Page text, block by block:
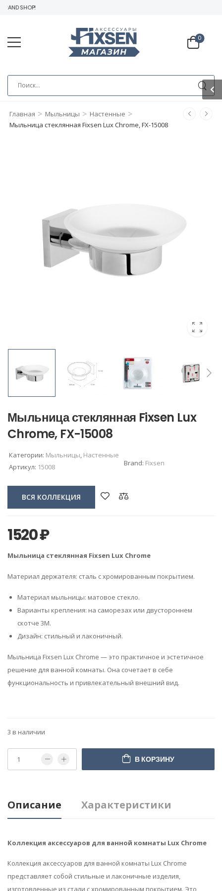
SHOP!
0
Главная > Мыльницы > Настенные >
Мыльница стеклянная Fixsen Lux Chrome, FX-15008
Мыльница стеклянная Fixsen Lux
Chrome, FX-15008
Категории: Мыльницы, Настенные
Артикул: 15008 Brand: Fixsen
ВСЯ КОЛЛЕКЦИЯ
1520₽
Мыльница стеклянная Fixsen Lux Chrome
Материал держателя: сталь с хромированным покрытием.
Материал мыльницы: матовое стекло.
Варианты крепления: на саморезах или двустороннем
скотче 3M.
Дизайн: стильный и лаконичный.
Мыльница Fixsen Lux Chrome — это практичное и эстетичное
решение для ванной комнаты. Она сочетает в себе
функциональность и привлекательный внешний вид.
3 в наличии
В КОРЗИНУ
Описание Характеристики
Коллекция аксессуаров для ванной комнаты Lux Chrome
Коллекция аксессуаров для ванной комнаты Lux Chrome
представляет собой стильные и лаконичные изделия,
изготовленные из стали с хромированным покрытием. Это